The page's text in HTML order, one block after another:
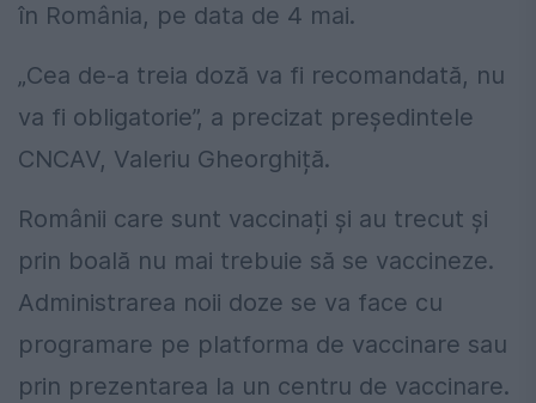
în România, pe data de 4 mai.
„Cea de-a treia doză va fi recomandată, nu
va fi obligatorie”, a precizat președintele
CNCAV, Valeriu Gheorghiță.
Românii care sunt vaccinați și au trecut și
prin boală nu mai trebuie să se vaccineze.
Administrarea noii doze se va face cu
programare pe platforma de vaccinare sau
prin prezentarea la un centru de vaccinare.